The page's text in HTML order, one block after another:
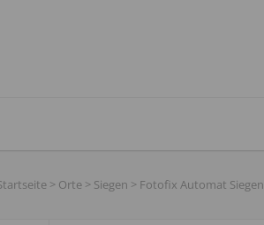
> Orte > Siegen > Fotofix Automat